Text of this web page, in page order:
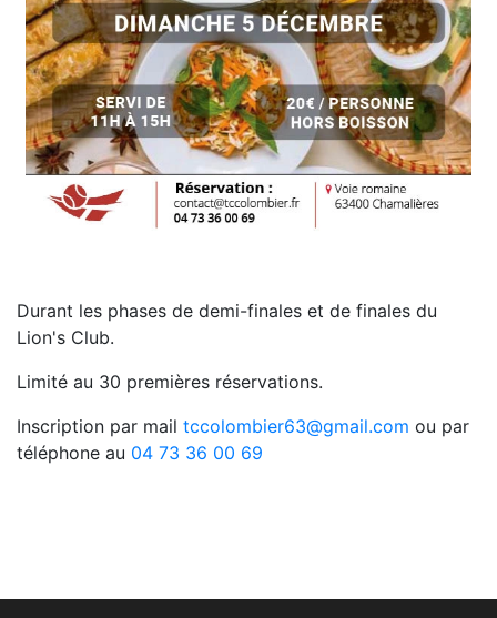
Durant les phases de demi-finales et de finales du
Lion's Club.
Limité au 30 premières réservations.
Inscription par mail tccolombier63@gmail.com ou par
téléphone au 04 73 36 00 69